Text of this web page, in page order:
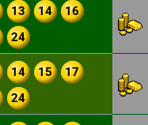
13 14
16
24
14 15
17
24